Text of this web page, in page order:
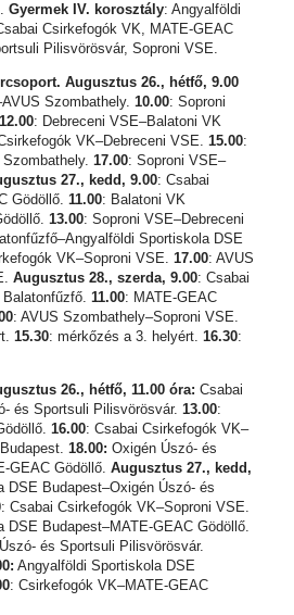
Gyermek IV. korosztály: Angyalföldi
Csirkefogók VK, MATE-GEAC
Pilisvörösvár, Soproni VSE.
Augusztus 26., hétfő, 9.00
Szombathely. 10.00: Soproni
12.00: Debreceni VSE–Balatoni VK
VK–Debreceni VSE. 15.00:
17.00: Soproni VSE–
27., kedd, 9.00: Csabai
Gödöllő. 11.00: Balatoni VK
13.00: Soproni VSE–Debreceni
Sportiskola DSE
VK–Soproni VSE. 17.00: AVUS
Augusztus 28., szerda, 9.00: Csabai
11.00: MATE-GEAC
: AVUS Szombathely–Soproni VSE.
15.30: mérkőzés a 3. helyért. 16.30:
26., hétfő, 11.00 óra: Csabai
és Sportsuli Pilisvörösvár. 13.00:
16.00: Csabai Csirkefogók VK–
18.00: Oxigén Úszó- és
GEAC Gödöllő. Augusztus 27., kedd,
DSE Budapest–Oxigén Úszó- és
: Csabai Csirkefogók VK–Soproni VSE.
DSE Budapest–MATE-GEAC Gödöllő.
és Sportsuli Pilisvörösvár.
Angyalföldi Sportiskola DSE
: Csirkefogók VK–MATE-GEAC